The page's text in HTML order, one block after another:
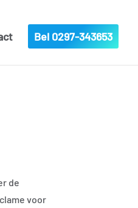
Bel 0297-343653
de
voor